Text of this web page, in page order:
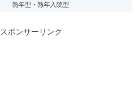
熟年型・熟年入院型
スポンサーリンク